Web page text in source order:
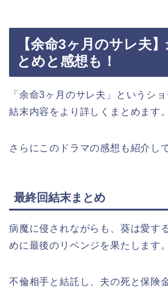
【余命3ヶ月のサレ夫
とめと感想も！
「余命3ヶ月のサレ夫」というシ
結末内容をより詳しくまとめます。
さらにこのドラマの感想も紹介し
最終回結末まとめ
病魔に侵されながらも、葵は愛す
めに最後のリベンジを果たします。
不倫相手と結託し、夫の死と保険